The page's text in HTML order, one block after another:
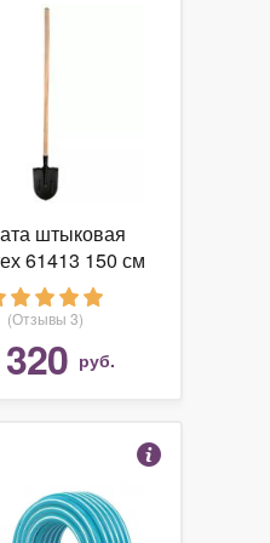
штыковая
61413 150 см
(Отзывы 3)
320 руб.